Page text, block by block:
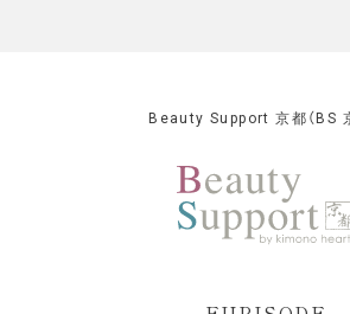
Beauty Support 京都（BS